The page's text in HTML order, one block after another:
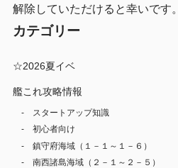
解除していただけると幸いです。
カテゴリー
☆2026夏イベ
艦これ攻略情報
スタートアップ知識
初心者向け
鎮守府海域（１－１～１－６）
南西諸島海域（２－１～２－５）